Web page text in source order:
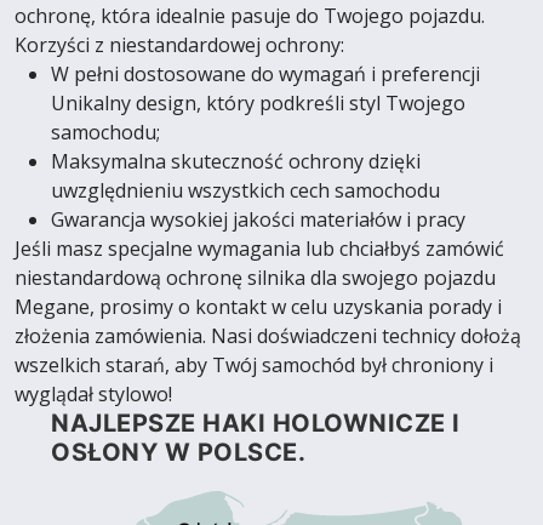
ochronę, która idealnie pasuje do Twojego pojazdu.
Korzyści z niestandardowej ochrony:
W pełni dostosowane do wymagań i preferencji
Unikalny design, który podkreśli styl Twojego
samochodu;
Maksymalna skuteczność ochrony dzięki
uwzględnieniu wszystkich cech samochodu
Gwarancja wysokiej jakości materiałów i pracy
Jeśli masz specjalne wymagania lub chciałbyś zamówić
niestandardową ochronę silnika dla swojego pojazdu
Megane, prosimy o kontakt w celu uzyskania porady i
złożenia zamówienia. Nasi doświadczeni technicy dołożą
wszelkich starań, aby Twój samochód był chroniony i
wyglądał stylowo!
NAJLEPSZE HAKI HOLOWNICZE I
OSŁONY W POLSCE.